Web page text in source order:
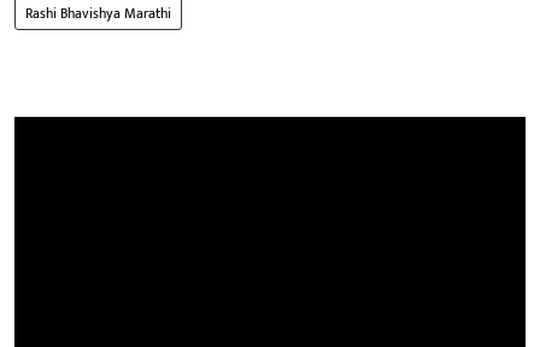
Rashi Bhavishya Marathi